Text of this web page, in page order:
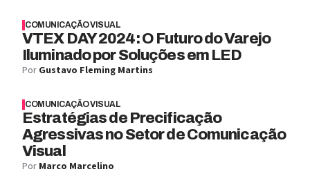
COMUNICAÇÃO VISUAL
VTEX DAY 2024: O Futuro do Varejo
Iluminado por Soluções em LED
Por Gustavo Fleming Martins
COMUNICAÇÃO VISUAL
Estratégias de Precificação
Agressivas no Setor de Comunicação
Visual
Por Marco Marcelino